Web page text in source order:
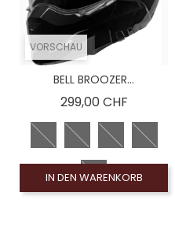
VORSCHAU
BELL BROOZER...
299,00 CHFPreis
IN DEN WARENKORB